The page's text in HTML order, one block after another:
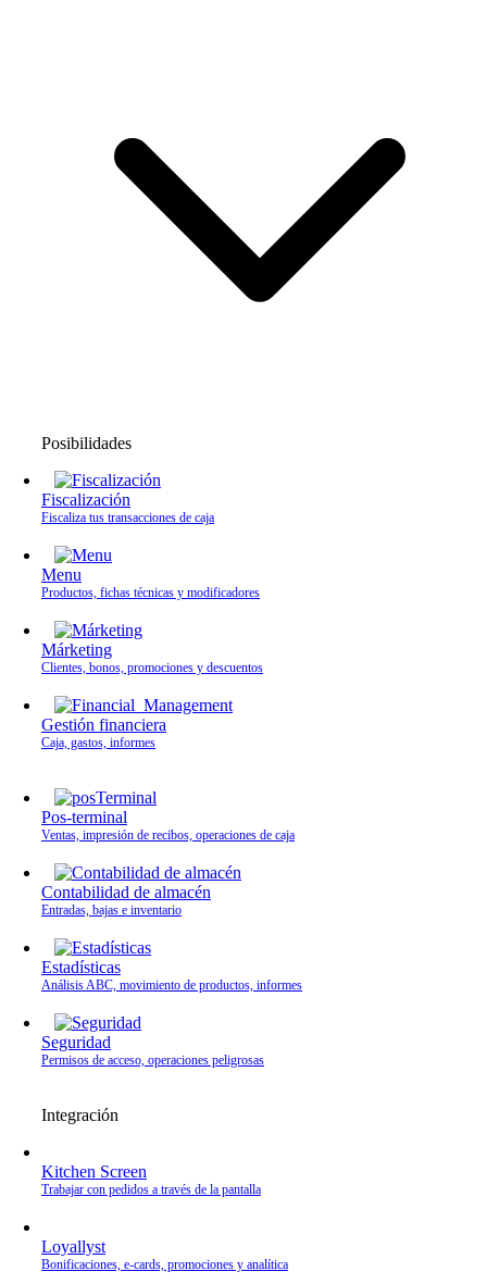
Posibilidades
Fiscalización
Fiscaliza tus transacciones de caja
Menu
Productos, fichas técnicas y modificadores
Márketing
Clientes, bonos, promociones y descuentos
Gestión financiera
Caja, gastos, informes
Pos-terminal
Ventas, impresión de recibos, operaciones de caja
Contabilidad de almacén
Entradas, bajas e inventario
Estadísticas
Análisis ABC, movimiento de productos, informes
Seguridad
Permisos de acceso, operaciones peligrosas
Integración
Kitchen Screen
Trabajar con pedidos a través de la pantalla
Loyallyst
Bonificaciones, e‑cards, promociones y analítica